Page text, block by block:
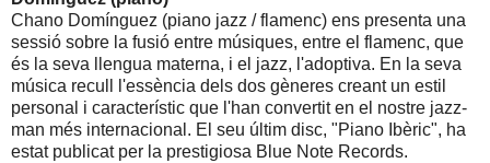
Chano Domínguez (piano jazz / flamenc) ens presenta una
sessió sobre la fusió entre músiques, entre el flamenc, que
és la seva llengua materna, i el jazz, l'adoptiva. En la seva
música recull l'essència dels dos gèneres creant un estil
personal i característic que l'han convertit en el nostre jazz-
man més internacional. El seu últim disc, "Piano Ibèric", ha
estat publicat per la prestigiosa Blue Note Records.